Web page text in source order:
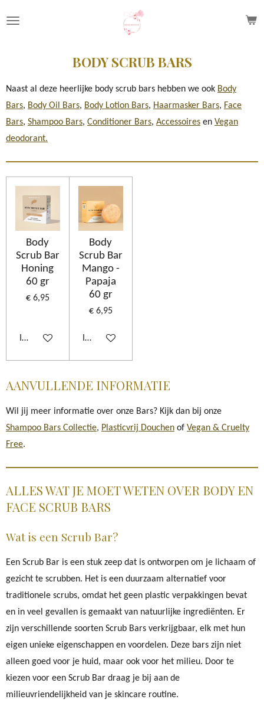
BODY SCRUB BARS
Naast al deze heerlijke body scrub bars hebben we ook Body
Bars, Body Oil Bars, Body Lotion Bars, Haarmasker Bars, Face
Bars, Shampoo Bars, Conditioner Bars, Accessoires en Vegan
deodorant.
Body
Scrub Bar
Honing
60 gr
€ 6,95
In winkelwagen
Body
Scrub Bar
Mango -
Papaja
60 gr
€ 6,95
In winkelwagen
AANVULLENDE INFORMATIE
Wil jij meer informatie over onze Bars? Kijk dan bij onze
Shampoo Bars Collectie, Plasticvrij Douchen of Vegan & Cruelty
Free.
ALLES WAT JE MOET WETEN OVER BODY EN
FACE SCRUB BARS
Wat is een Scrub Bar?
Een Scrub Bar is een stuk zeep dat is ontworpen om je lichaam of
gezicht te scrubben. Het is een duurzaam alternatief voor
traditionele scrubs, omdat het geen plastic verpakkingen bevat
en in veel gevallen is gemaakt van natuurlijke ingrediënten. Er
zijn verschillende soorten Scrub Bars verkrijgbaar, elk met hun
eigen unieke eigenschappen en voordelen. Deze bars zijn niet
alleen goed voor je huid, maar ook voor het milieu. Door te
kiezen voor een Scrub Bar draag je bij aan de
milieuvriendelijkheid van je skincare routine.